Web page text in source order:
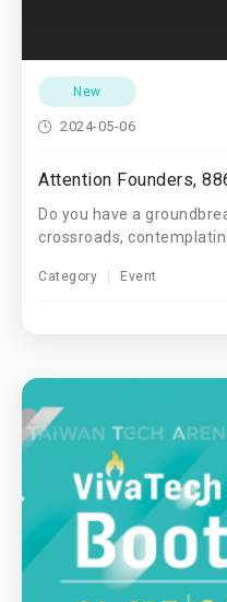
New
2024-05-06
Do you have a
crossroads,
Category Event